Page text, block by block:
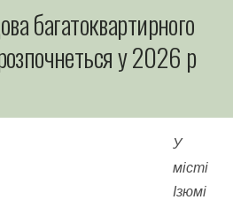
багатоквартирного
у 2026 р
У
місті
Ізюмі